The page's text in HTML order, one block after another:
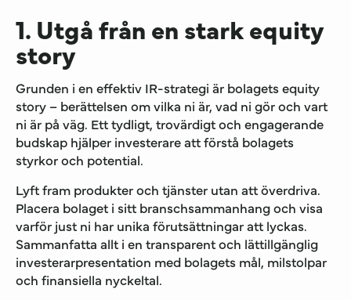
1. Utgå från en stark equity
story
Grunden i en effektiv IR-strategi är bolagets equity
story – berättelsen om vilka ni är, vad ni gör och vart
ni är på väg. Ett tydligt, trovärdigt och engagerande
budskap hjälper investerare att förstå bolagets
styrkor och potential.
Lyft fram produkter och tjänster utan att överdriva.
Placera bolaget i sitt branschsammanhang och visa
varför just ni har unika förutsättningar att lyckas.
Sammanfatta allt i en transparent och lättillgänglig
investerarpresentation med bolagets mål, milstolpar
och finansiella nyckeltal.